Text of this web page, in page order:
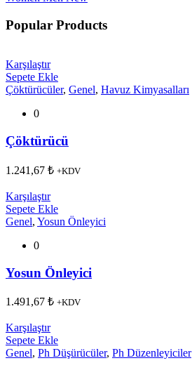
Popular Products
Karşılaştır
Sepete Ekle
Çöktürücüler, Genel, Havuz Kimyasalları
0
Çöktürücü
1.241,67 ₺ +KDV
Karşılaştır
Sepete Ekle
Genel, Yosun Önleyici
0
Yosun Önleyici
1.491,67 ₺ +KDV
Karşılaştır
Sepete Ekle
Genel, Ph Düşürücüler, Ph Düzenleyiciler